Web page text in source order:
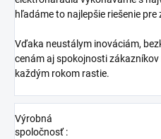
hľadáme to najlepšie riešenie pre
Vďaka neustálym inováciám,
cenám aj spokojnosti
každým rokom rastie.
Výrobná
spoločnosť: